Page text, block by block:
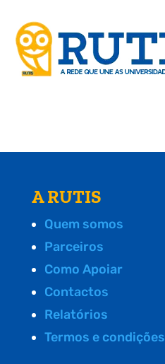
A RUTIS
Quem somos
Parceiros
Como Apoiar
Contactos
Relatórios
Termos e condições